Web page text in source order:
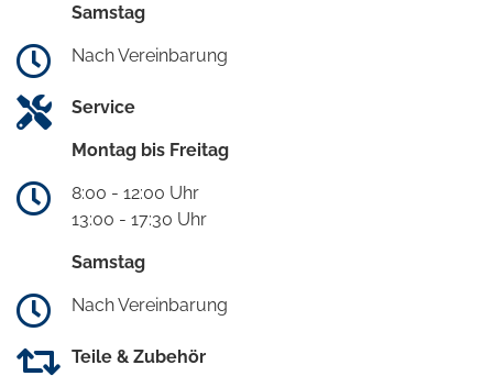
Samstag
Nach Vereinbarung
Service
Montag bis Freitag
8:00 - 12:00 Uhr
13:00 - 17:30 Uhr
Samstag
Nach Vereinbarung
Teile & Zubehör